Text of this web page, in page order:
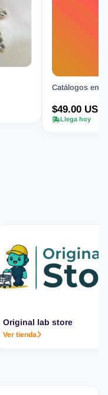
Catálogos en
$49.00 USD
Llega hoy
Original lab store
Ver tienda